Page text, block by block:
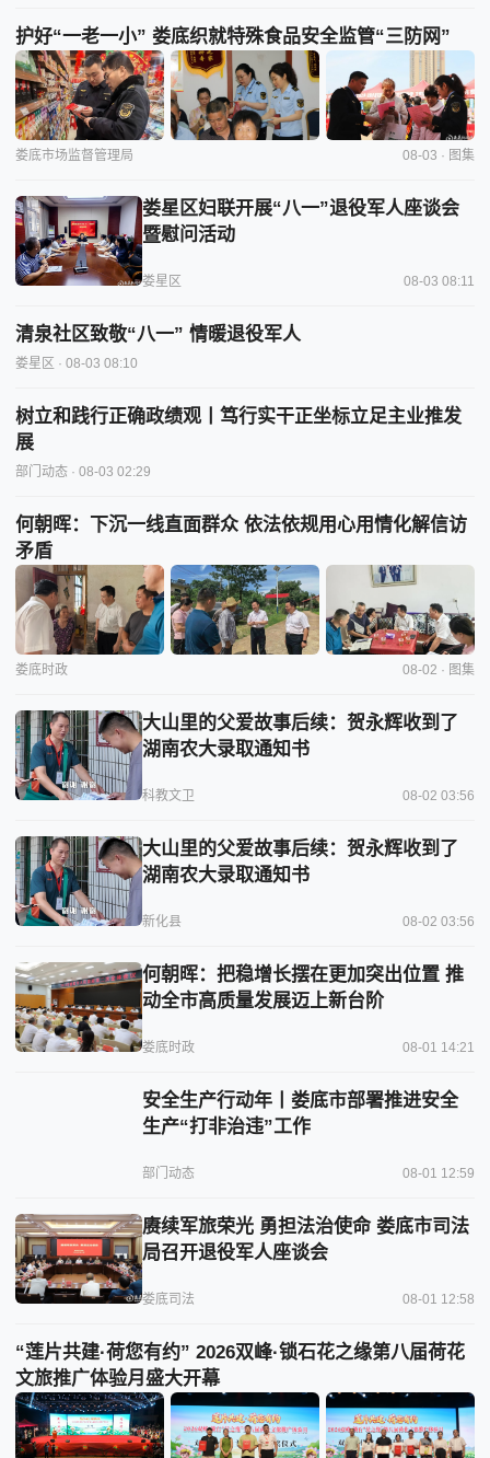
护好“一老一小” 娄底织就特殊食品安全监管“三防网”
娄底市场监督管理局 08-03 · 图集
娄星区妇联开展“八一”退役军人座谈会
暨慰问活动
娄星区 08-03 08:11
清泉社区致敬“八一” 情暖退役军人
娄星区 · 08-03 08:10
树立和践行正确政绩观丨笃行实干正坐标立足主业推发
展
部门动态 · 08-03 02:29
何朝晖：下沉一线直面群众 依法依规用心用情化解信访
矛盾
娄底时政 08-02 · 图集
大山里的父爱故事后续：贺永辉收到了
湖南农大录取通知书
科教文卫 08-02 03:56
大山里的父爱故事后续：贺永辉收到了
湖南农大录取通知书
新化县 08-02 03:56
何朝晖：把稳增长摆在更加突出位置 推
动全市高质量发展迈上新台阶
娄底时政 08-01 14:21
安全生产行动年丨娄底市部署推进安全
生产“打非治违”工作
部门动态 08-01 12:59
赓续军旅荣光 勇担法治使命 娄底市司法
局召开退役军人座谈会
娄底司法 08-01 12:58
“莲片共建·荷您有约” 2026双峰·锁石花之缘第八届荷花
文旅推广体验月盛大开幕